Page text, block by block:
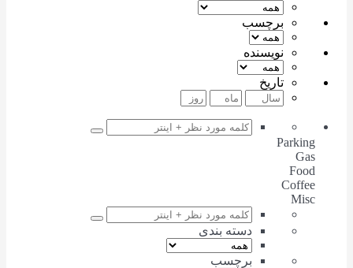
برچسب
نویسنده
تاریخ
Parking
Coffee
دسته بندی
برچسب